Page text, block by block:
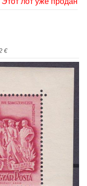
€